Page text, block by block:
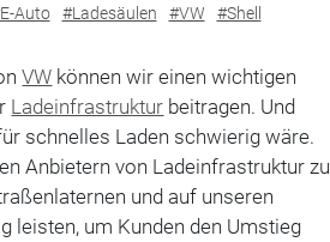
Auto #Ladesäulen #VW #Shell
VW können wir einen wichtigen
Ladeinfrastruktur beitragen. Und
schnelles Laden schwierig wäre.
Anbietern von Ladeinfrastruktur zu
und auf unseren
leisten, um Kunden den Umstieg